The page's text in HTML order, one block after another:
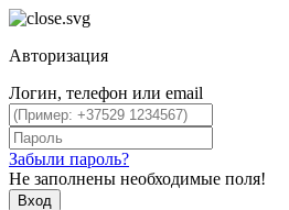
Авторизация
Логин, телефон или email
Забыли пароль?
Не заполнены необходимые поля!
Вход